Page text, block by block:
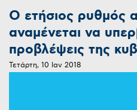
Ο ετήσιος ρυθμός
αναμένεται να
προβλέψεις της
Τετάρτη, 10 Ιαν 2018